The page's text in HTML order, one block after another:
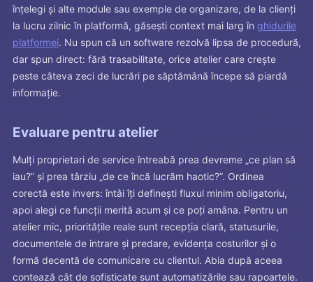
înțelegi și alte module sau exemple de organizare, de la clienți
la lucru zilnic în platformă, găsești context mai larg în ghidurile
platformei. Nu spun că un software rezolvă lipsa de procedură,
dar spun direct: fără trasabilitate, orice atelier care crește
peste câteva zeci de lucrări pe săptămână începe să piardă
informație.
Evaluare pentru atelier
Mulți proprietari de service întreabă prea devreme „ce plan să
iau?” și prea târziu „de ce încă lucrăm haotic?”. Ordinea
corectă este invers: întâi îți definești fluxul minim obligatoriu,
apoi alegi ce funcții merită acum și ce poți amâna. Pentru un
atelier mic, prioritățile reale sunt recepția clară, statusurile,
documentele de intrare și predare, evidența costurilor și o
formă decentă de comunicare cu clientul. Abia după aceea
contează cât de sofisticate sunt automatizările sau rapoartele.